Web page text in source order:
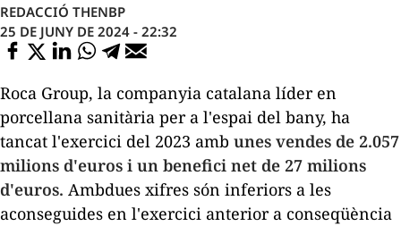
REDACCIÓ THENBP
25 DE JUNY DE 2024 - 22:32
Roca Group, la companyia catalana líder en
porcellana sanitària per a l'espai del bany, ha
tancat l'exercici del 2023 amb unes vendes de 2.057
milions d'euros i un benefici net de 27 milions
d'euros. Ambdues xifres són inferiors a les
aconseguides en l'exercici anterior a conseqüència